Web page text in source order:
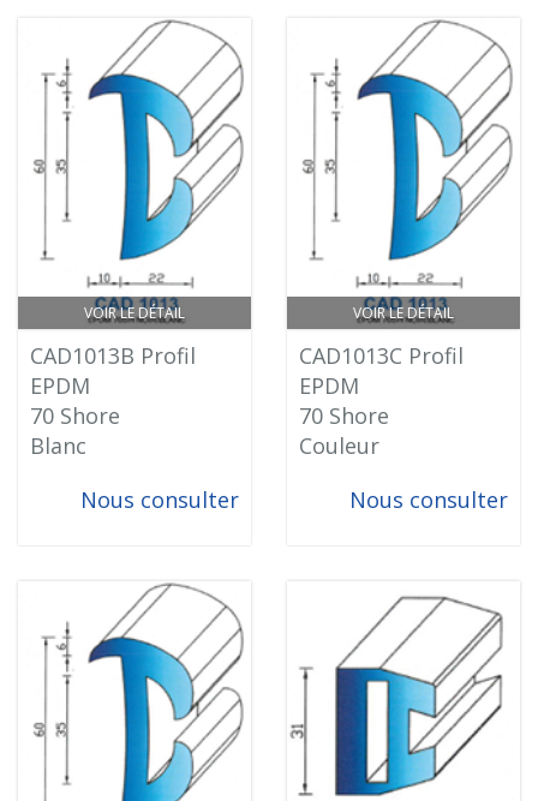
VOIR LE DÉTAIL
CAD1013B Profil
EPDM
70 Shore
Blanc
Nous consulter
VOIR LE DÉTAIL
CAD1013C Profil
EPDM
70 Shore
Couleur
Nous consulter